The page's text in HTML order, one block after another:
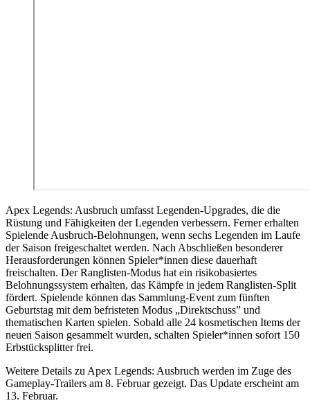
Apex Legends: Ausbruch umfasst Legenden-Upgrades, die die
Rüstung und Fähigkeiten der Legenden verbessern. Ferner erhalten
Spielende Ausbruch-Belohnungen, wenn sechs Legenden im Laufe
der Saison freigeschaltet werden. Nach Abschließen besonderer
Herausforderungen können Spieler*innen diese dauerhaft
freischalten. Der Ranglisten-Modus hat ein risikobasiertes
Belohnungssystem erhalten, das Kämpfe in jedem Ranglisten-Split
fördert. Spielende können das Sammlung-Event zum fünften
Geburtstag mit dem befristeten Modus „Direktschuss” und
thematischen Karten spielen. Sobald alle 24 kosmetischen Items der
neuen Saison gesammelt wurden, schalten Spieler*innen sofort 150
Erbstücksplitter frei.
Weitere Details zu Apex Legends: Ausbruch werden im Zuge des
Gameplay-Trailers am 8. Februar gezeigt. Das Update erscheint am
13. Februar.